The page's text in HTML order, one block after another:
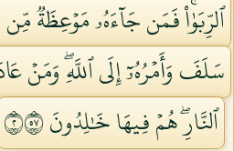
ٱلرِّبَوٰاْۚ فَمَن جَآءَهُۥ مَوۡعِظَةٞ مِّن
سَلَفَ وَأَمۡرُهُۥٓ إِلَى ٱللَّهِۖ
ٱلنَّارِۖ هُمۡ فِيهَا خَٰلِدُونَ ٢٧٥